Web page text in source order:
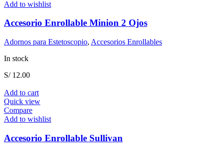
Add to wishlist
Accesorio Enrollable Minion 2 Ojos
Adornos para Estetoscopio, Accesorios Enrollables
In stock
S/12.00
Add to cart
Quick view
Compare
Add to wishlist
Accesorio Enrollable Sullivan